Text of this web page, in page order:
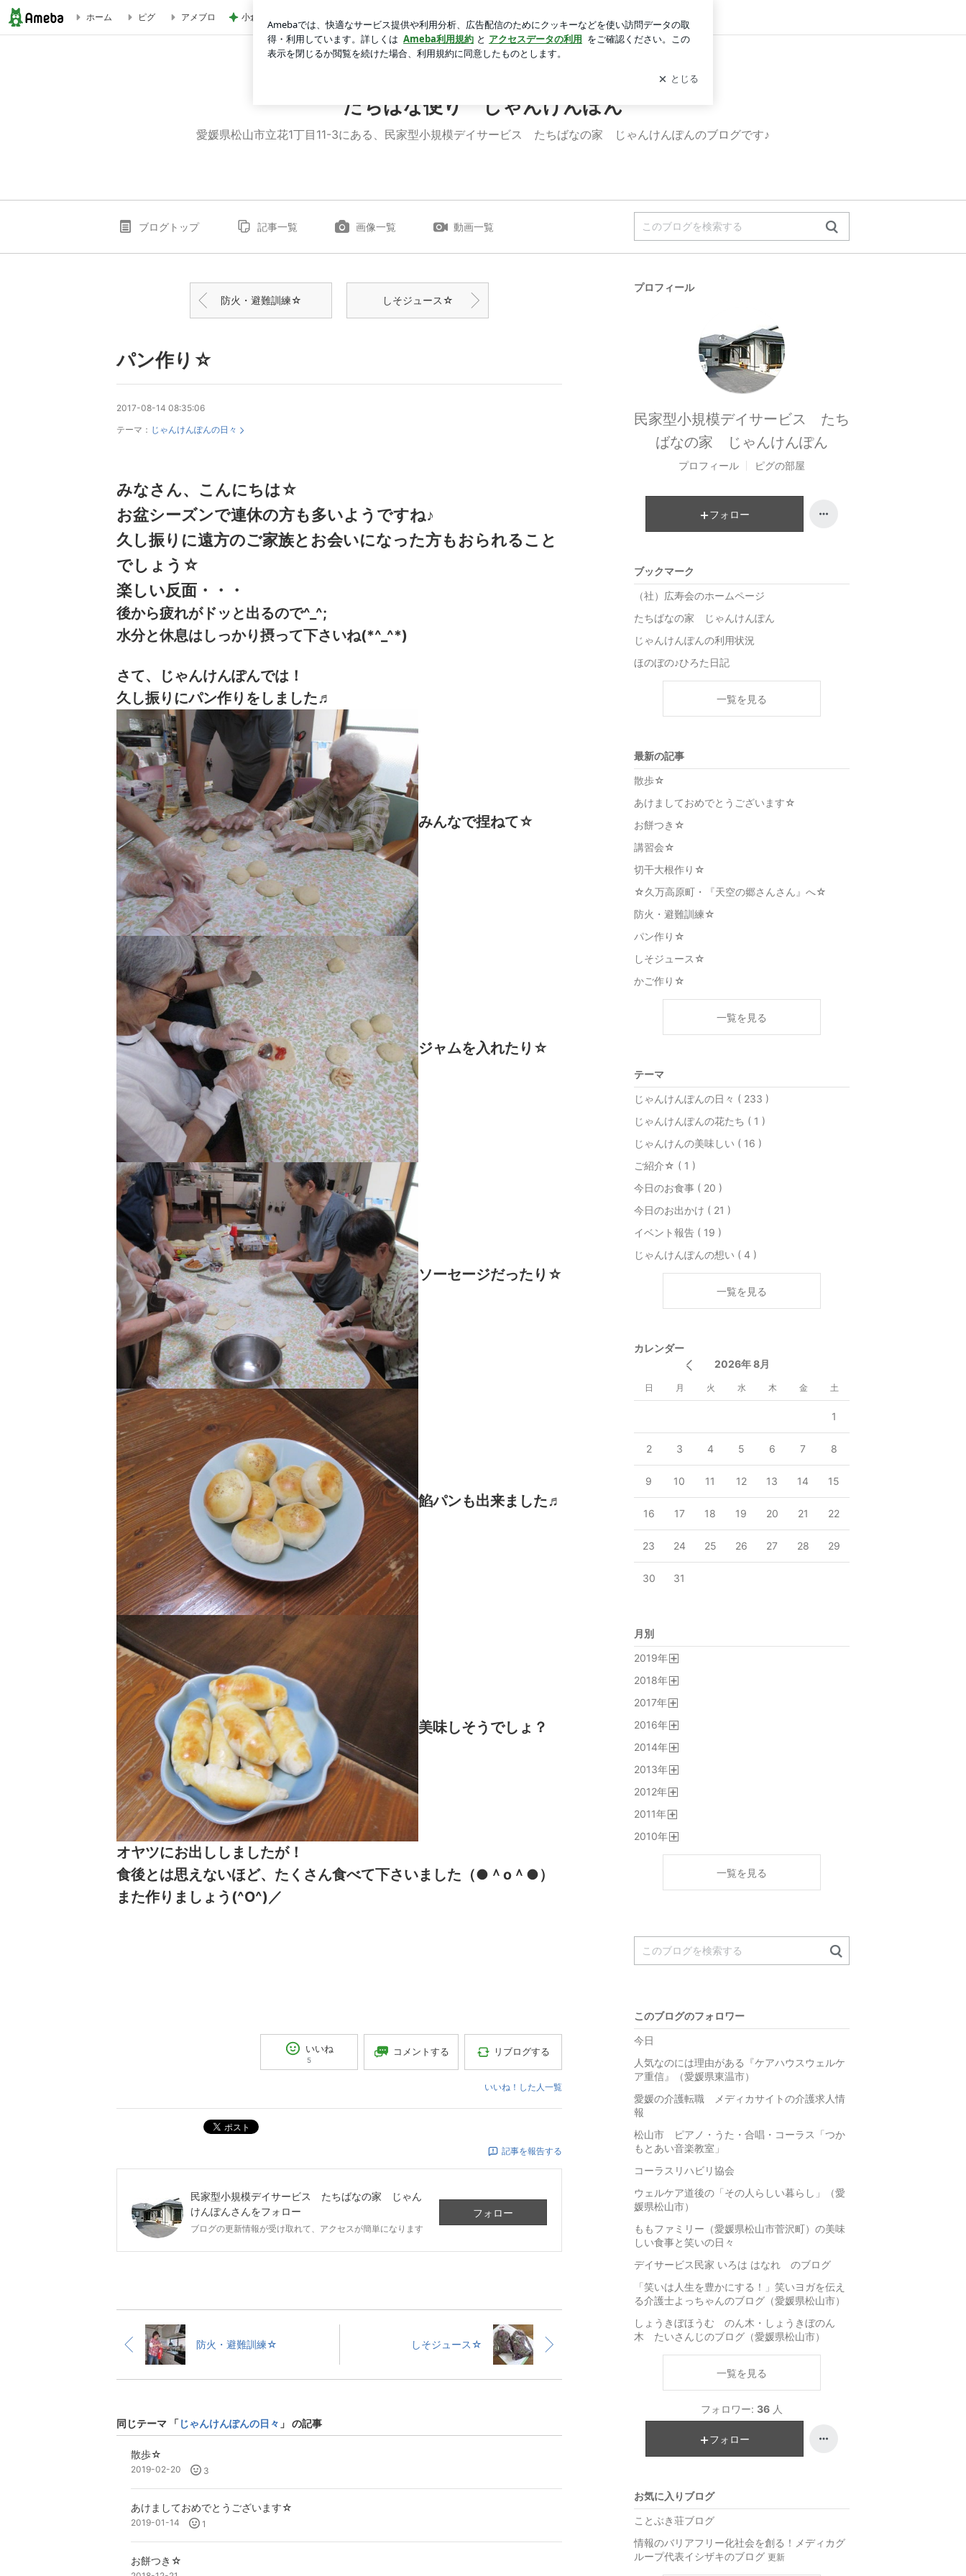
ホーム ピグ アメブロ 小倉優子 息子達とくら寿司昼食 ログイン
たちばな便り じゃんけんぽん
愛媛県松山市立花1丁目11-3にある、民家型小規模デイサービス たちばなの家 じゃんけんぽんのブログです♪
ブログトップ 記事一覧 画像一覧 動画一覧
防火・避難訓練☆ しそジュース☆
パン作り☆
2017-08-14 08:35:06
テーマ： じゃんけんぽんの日々
みなさん、こんにちは☆
お盆シーズンで連休の方も多いようですね♪
久し振りに遠方のご家族とお会いになった方もおられること
でしょう☆
楽しい反面・・・
後から疲れがドッと出るので^_^;
水分と休息はしっかり摂って下さいね(*^_^*)
さて、じゃんけんぽんでは！
久し振りにパン作りをしました♬
みんなで捏ねて☆
ジャムを入れたり☆
ソーセージだったり☆
餡パンも出来ました♬
美味しそうでしょ？
オヤツにお出ししましたが！
食後とは思えないほど、たくさん食べて下さいました（●＾o＾●）
また作りましょう(^O^)／
いいね
5
コメントする リブログする
いいね！した人一覧
ポスト
記事を報告する
民家型小規模デイサービス たちばなの家 じゃん
けんぽんさんをフォロー
ブログの更新情報が受け取れて、アクセスが簡単になります
フォロー
防火・避難訓練☆ しそジュース☆
同じテーマ 「じゃんけんぽんの日々 」 の記事
散歩☆
2019-02-20 3
あけましておめでとうございます☆
2019-01-14 1
お餅つき☆
プロフィール
民家型小規模デイサービス たち
ばなの家 じゃんけんぽん
プロフィール ピグの部屋
フォロー
ブックマーク
（社）広寿会のホームページ
たちばなの家 じゃんけんぽん
じゃんけんぽんの利用状況
ほのぼの♪ひろた日記
一覧を見る
最新の記事
散歩☆
あけましておめでとうございます☆
お餅つき☆
講習会☆
切干大根作り☆
☆久万高原町・『天空の郷さんさん』へ☆
防火・避難訓練☆
パン作り☆
しそジュース☆
かご作り☆
一覧を見る
テーマ
じゃんけんぽんの日々 ( 233 )
じゃんけんぽんの花たち ( 1 )
じゃんけんの美味しい ( 16 )
ご紹介☆ ( 1 )
今日のお食事 ( 20 )
今日のお出かけ ( 21 )
イベント報告 ( 19 )
じゃんけんぽんの想い ( 4 )
一覧を見る
カレンダー
2026年 8月
日 月 火 水 木 金 土
1
2 3 4 5 6 7 8
9 10 11 12 13 14 15
16 17 18 19 20 21 22
23 24 25 26 27 28 29
30 31
月別
2019年
2018年
2017年
2016年
2014年
2013年
2012年
2011年
2010年
一覧を見る
このブログのフォロワー
今日
人気なのには理由がある『ケアハウスウェルケ
ア重信』（愛媛県東温市）
愛媛の介護転職 メディカサイトの介護求人情
報
松山市 ピアノ・うた・合唱・コーラス「つか
もとあい音楽教室」
コーラスリハビリ協会
ウェルケア道後の「その人らしい暮らし」（愛
媛県松山市）
ももファミリー（愛媛県松山市菅沢町）の美味
しい食事と笑いの日々
デイサービス民家 いろは はなれ のブログ
「笑いは人生を豊かにする！」笑いヨガを伝え
る介護士よっちゃんのブログ（愛媛県松山市）
しょうきぼほうむ のん木・しょうきぼのん
木 たいさんじのブログ（愛媛県松山市）
一覧を見る
フォロワー: 36 人
フォロー
お気に入りブログ
ことぶき荘ブログ
情報のバリアフリー化社会を創る！メディカグ
ループ代表イシザキのブログ 更新